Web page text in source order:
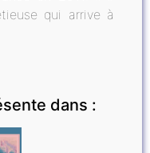
qui arrive à
dans :